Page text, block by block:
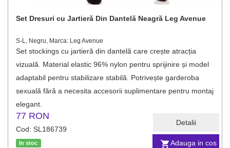
Adauga in cos
Detalii
Set Dresuri cu Jartieră Din Dantelă Neagră Leg Avenue
S-L, Negru, Marca: Leg Avenue
Set stockings cu jartieră din dantelă care crește atracția
vizuală. Material elastic 96% nylon pentru sprijinire și model
adaptabil pentru stabilizare stabilă. Potrivește garderoba
sexuală fără a necesita accesorii suplimentare pentru montaj
elegant.
77 RON
Cod: SL186739
In stoc